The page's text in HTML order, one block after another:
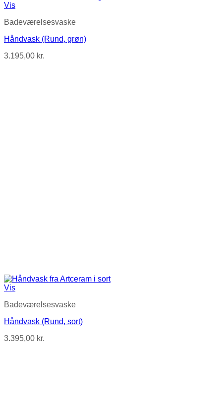
Vis
Badeværelsesvaske
Håndvask (Rund, grøn)
3.195,00 kr.
Vis
Badeværelsesvaske
Håndvask (Rund, sort)
3.395,00 kr.